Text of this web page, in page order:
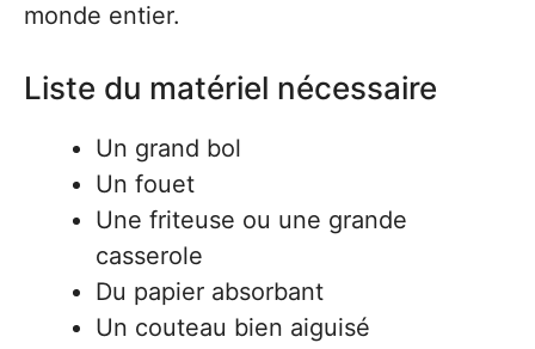
monde entier.
Liste du matériel nécessaire
Un grand bol
Un fouet
Une friteuse ou une grande
casserole
Du papier absorbant
Un couteau bien aiguisé